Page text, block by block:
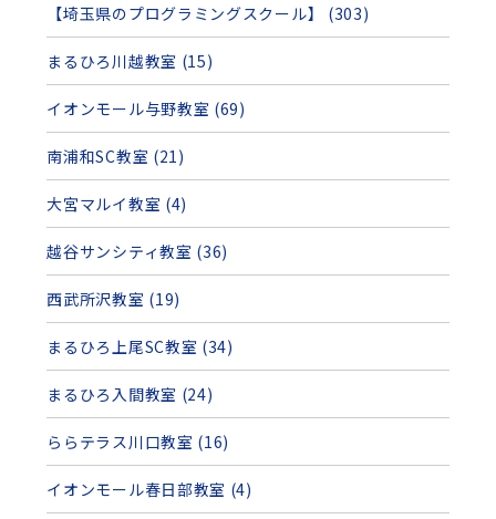
【埼玉県のプログラミングスクール】 (303)
まるひろ川越教室 (15)
イオンモール与野教室 (69)
南浦和SC教室 (21)
大宮マルイ教室 (4)
越谷サンシティ教室 (36)
西武所沢教室 (19)
まるひろ上尾SC教室 (34)
まるひろ入間教室 (24)
ららテラス川口教室 (16)
イオンモール春日部教室 (4)